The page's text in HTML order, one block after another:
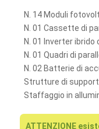
N. 14 Moduli
N. 01 Cassette di
N. 01 Inverter
N. 01 Quadri di
N. 02 Batterie di
Strutture di
Staffaggio in
ATTENZIONE